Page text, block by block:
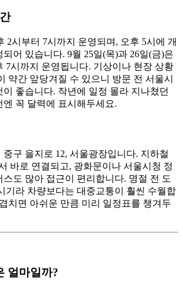
2시부터 7시까지 운영되며, 오후 5시에 개
어 있습니다. 9월 25일(목)과 26일(금)은
7시까지 운영됩니다. 기상이나 현장 상황
약간 앞당겨질 수 있으니 방문 전 서울시
좋습니다. 작년에 일정 몰라 지나쳤던
엔 꼭 달력에 표시해두세요.
구 을지로 12, 서울광장입니다. 지하철
바로 연결되고, 광화문이나 서울시청 정
도 많아 접근이 편리합니다. 명절 전 도
기라 차량보다는 대중교통이 훨씬 수월합
치면 아쉬운 만큼 미리 일정표를 챙겨두
얼마일까?